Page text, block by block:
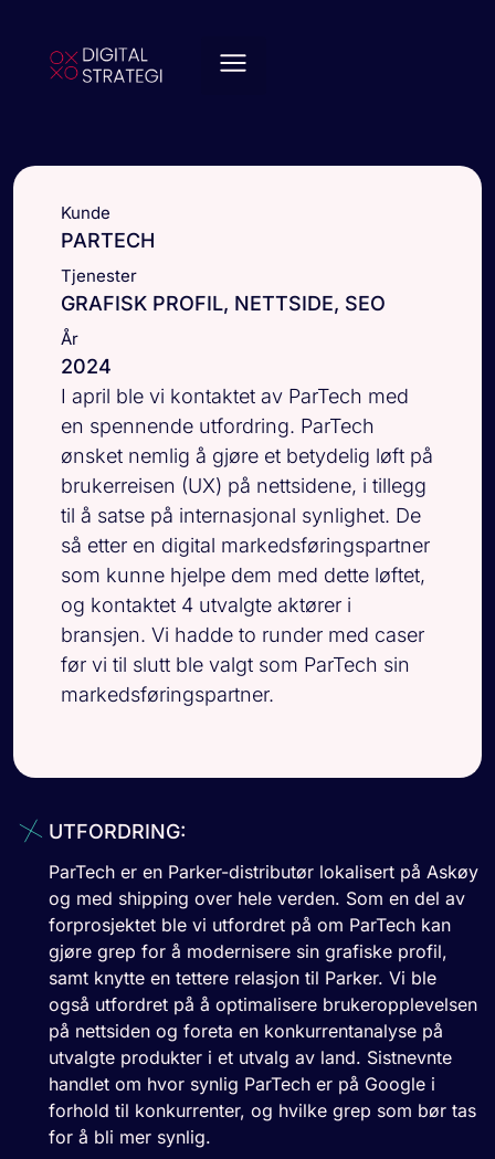
I april ble vi kontaktet av ParTech med
en spennende utfordring. ParTech
ønsket nemlig å gjøre et betydelig løft på
brukerreisen (UX) på nettsidene, i tillegg
til å satse på internasjonal synlighet. De
så etter en digital markedsføringspartner
som kunne hjelpe dem med dette løftet,
og kontaktet 4 utvalgte aktører i
bransjen. Vi hadde to runder med caser
før vi til slutt ble valgt som ParTech sin
markedsføringspartner.
Kunde
PARTECH
Tjenester
GRAFISK PROFIL, NETTSIDE, SEO
År
2024
UTFORDRING:
ParTech er en Parker-distributør lokalisert på Askøy
og med shipping over hele verden. Som en del av
forprosjektet ble vi utfordret på om ParTech kan
gjøre grep for å modernisere sin grafiske profil,
samt knytte en tettere relasjon til Parker. Vi ble
også utfordret på å optimalisere brukeropplevelsen
på nettsiden og foreta en konkurrentanalyse på
utvalgte produkter i et utvalg av land. Sistnevnte
handlet om hvor synlig ParTech er på Google i
forhold til konkurrenter, og hvilke grep som bør tas
for å bli mer synlig.